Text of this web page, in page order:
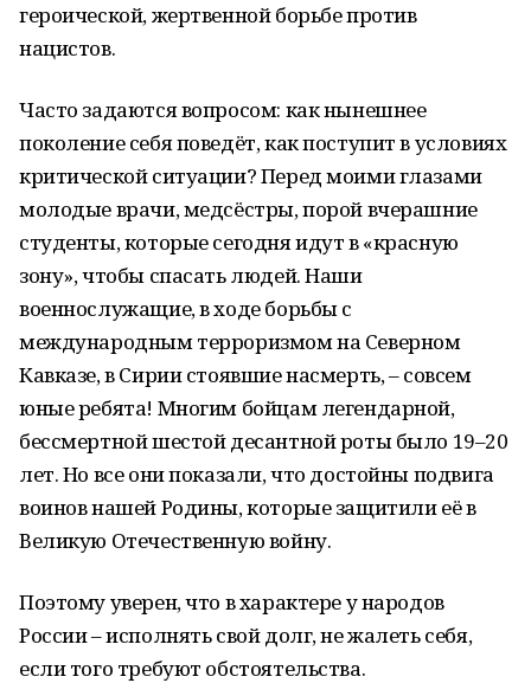
героической, жертвенной борьбе против
нацистов.
Часто задаются вопросом: как нынешнее
поколение себя поведёт, как поступит в условиях
критической ситуации? Перед моими глазами
молодые врачи, медсёстры, порой вчерашние
студенты, которые сегодня идут в «красную
зону», чтобы спасать людей. Наши
военнослужащие, в ходе борьбы с
международным терроризмом на Северном
Кавказе, в Сирии стоявшие насмерть, – совсем
юные ребята! Многим бойцам легендарной,
бессмертной шестой десантной роты было 19–20
лет. Но все они показали, что достойны подвига
воинов нашей Родины, которые защитили её в
Великую Отечественную войну.
Поэтому уверен, что в характере у народов
России – исполнять свой долг, не жалеть себя,
если того требуют обстоятельства.